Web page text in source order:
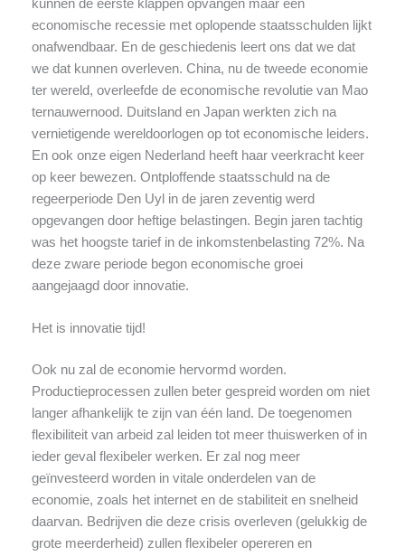
kunnen de eerste klappen opvangen maar een
economische recessie met oplopende staatsschulden lijkt
onafwendbaar. En de geschiedenis leert ons dat we dat
we dat kunnen overleven. China, nu de tweede economie
ter wereld, overleefde de economische revolutie van Mao
ternauwernood. Duitsland en Japan werkten zich na
vernietigende wereldoorlogen op tot economische leiders.
En ook onze eigen Nederland heeft haar veerkracht keer
op keer bewezen. Ontploffende staatsschuld na de
regeerperiode Den Uyl in de jaren zeventig werd
opgevangen door heftige belastingen. Begin jaren tachtig
was het hoogste tarief in de inkomstenbelasting 72%. Na
deze zware periode begon economische groei
aangejaagd door innovatie.
Het is innovatie tijd!
Ook nu zal de economie hervormd worden.
Productieprocessen zullen beter gespreid worden om niet
langer afhankelijk te zijn van één land. De toegenomen
flexibiliteit van arbeid zal leiden tot meer thuiswerken of in
ieder geval flexibeler werken. Er zal nog meer
geïnvesteerd worden in vitale onderdelen van de
economie, zoals het internet en de stabiliteit en snelheid
daarvan. Bedrijven die deze crisis overleven (gelukkig de
grote meerderheid) zullen flexibeler opereren en